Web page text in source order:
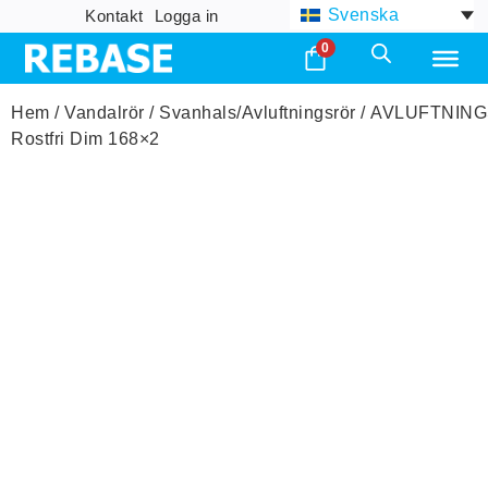
Kontakt Logga in Svenska
0
Hem / Vandalrör / Svanhals/Avluftningsrör /
Rostfri Dim 168×2